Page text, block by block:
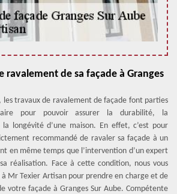
ravalement de sa façade à Granges
les travaux de ravalement de façade font parties
pour pouvoir assurer la durabilité, la
longévité d’une maison. En effet, c’est pour
recommandé de ravaler sa façade à un
en même temps que l’intervention d’un expert
réalisation. Face à cette condition, nous vous
à Mr Texier Artisan pour prendre en charge et de
votre façade à Granges Sur Aube. Compétente